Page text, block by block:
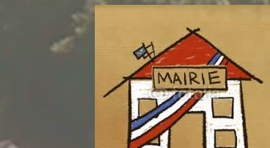
ne sera pas
accessible le
vendredi 31
juillet et le